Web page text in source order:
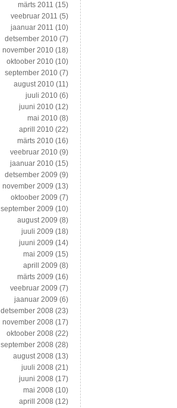
märts 2011 (15)
veebruar 2011 (5)
jaanuar 2011 (10)
detsember 2010 (7)
november 2010 (18)
oktoober 2010 (10)
september 2010 (7)
august 2010 (11)
juuli 2010 (6)
juuni 2010 (12)
mai 2010 (8)
aprill 2010 (22)
märts 2010 (16)
veebruar 2010 (9)
jaanuar 2010 (15)
detsember 2009 (9)
november 2009 (13)
oktoober 2009 (7)
september 2009 (10)
august 2009 (8)
juuli 2009 (18)
juuni 2009 (14)
mai 2009 (15)
aprill 2009 (8)
märts 2009 (16)
veebruar 2009 (7)
jaanuar 2009 (6)
detsember 2008 (23)
november 2008 (17)
oktoober 2008 (22)
september 2008 (28)
august 2008 (13)
juuli 2008 (21)
juuni 2008 (17)
mai 2008 (10)
aprill 2008 (12)